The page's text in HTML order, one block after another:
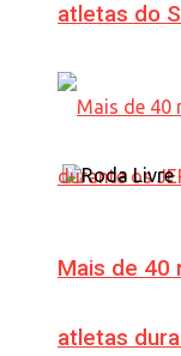
atletas do
Mais de 40
atletas